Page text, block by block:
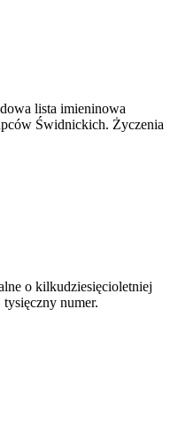
lista imieninowa
Świdnickich. Życzenia
o kilkudziesięcioletniej
numer.